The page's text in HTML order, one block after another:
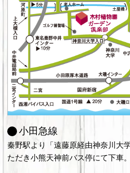
小田急線
秦野駅より「遠藤原経由神奈川大
ただき小熊天神前バス停にて下車